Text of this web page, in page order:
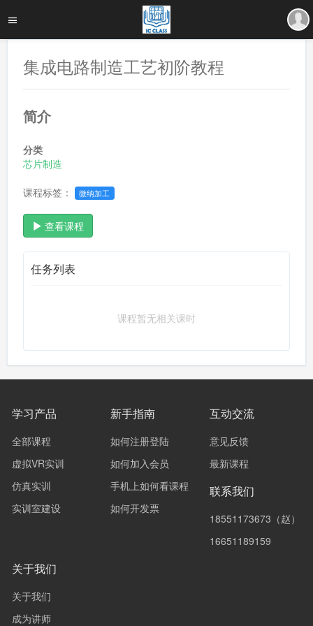
集成电路制造工艺初阶教程
简介
分类
芯片制造
课程标签： 微纳加工
查看课程
任务列表
课程暂无相关课时
学习产品
全部课程
虚拟VR实训
仿真实训
实训室建设
新手指南
如何注册登陆
如何加入会员
手机上如何看课程
如何开发票
互动交流
意见反馈
最新课程
联系我们
18551173673（赵）
16651189159
关于我们
关于我们
成为讲师